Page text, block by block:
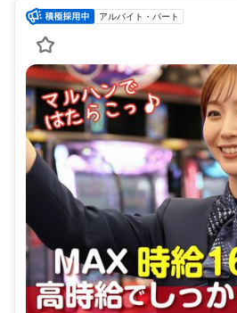
アルバイト・パート